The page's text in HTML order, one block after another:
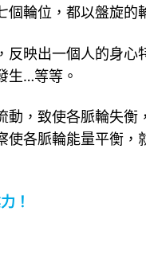
輪位，都以盤旋的
反映出一個人的身
生…等等。
動，致使各脈輪失
使各脈輪能量平衡
！